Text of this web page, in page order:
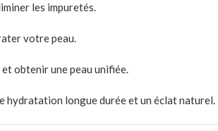
les impuretés.
votre peau.
obtenir une peau unifiée.
hydratation longue durée et un éclat naturel.